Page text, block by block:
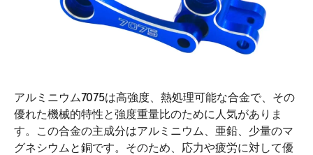
アルミニウム7075は高強度、熱処理可能な合金で、その
優れた機械的特性と強度重量比のために人気がありま
す。この合金の主成分はアルミニウム、亜鉛、少量のマ
グネシウムと銅です。そのため、応力や疲労に対して優